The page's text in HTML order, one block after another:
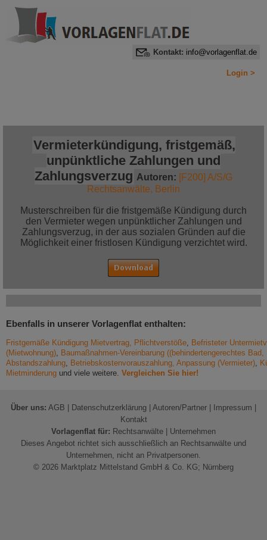
Kontakt: info@vorlagenflat.de
Login >
Vermieterkündigung, fristgemäß,
unpünktliche Zahlungen und
Zahlungsverzug Autoren: [F200] A/S/G
Rechtsanwälte, Berlin
Musterschreiben für die fristgemäße Kündigung durch
den Vermieter wegen unpünktlicher Zahlungen und
Zahlungsverzug, in der aus sozialen Gründen auf die
Möglichkeit einer fristlosen Kündigung verzichtet wird.
Ebenfalls in unserer Vorlagenflat enthalten:
Fristgemäße Kündigung Mietvertrag, Pflichtverstöße, Befristeter
(Mietwohnung), Baumaßnahmen-Vereinbarung ((behindertengerechtes
Abstandszahlung, Betriebskostenvorauszahlung, Anpassung (Vermieter),
Mietminderung und viele weitere. Vergleichen Sie hier!
Über uns: AGB Datenschutzerklärung Autoren/Partner Impressum
Kontakt
Vorlagenflat für: Rechtsanwälte
Unternehmen
Dieses Angebot richtet sich ausschließlich an Rechtsanwälte und
Unternehmen, nicht an Privatpersonen.
© 2026 Marktplatz Mittelstand GmbH & Co. KG; Nürnberg